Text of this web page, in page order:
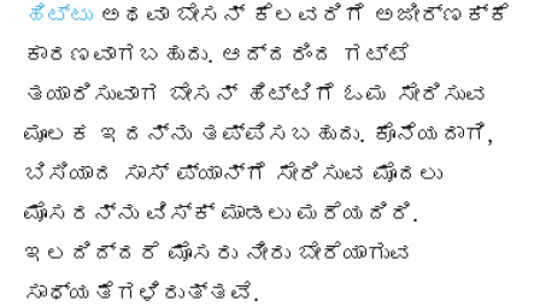
ಹಿಟ್ಟು ಅಥವಾ ಬೇಸನ್ ಕೆಲವರಿಗೆ ಅಜೀರ್ಣಕ್ಕೆ
ಕಾರಣವಾಗಬಹುದು. ಆದ್ದರಿಂದ ಗಟ್ಟೆ
ತಯಾರಿಸುವಾಗ ಬೇಸನ್ ಹಿಟ್ಟಿಗೆ ಓಮ ಸೇರಿಸುವ
ಮೂಲಕ ಇದನ್ನು ತಪ್ಪಿಸಬಹುದು. ಕೊನೆಯದಾಗಿ,
ಬಿಸಿಯಾದ ಸಾಸ್ ಪ್ಯಾನ್ಗೆ ಸೇರಿಸುವ ಮೊದಲು
ಮೊಸರನ್ನು ವಿಸ್ಕ್ ಮಾಡಲು ಮರೆಯದಿರಿ.
ಇಲದಿದ್ದರೆ ಮೊಸರು ನೀರು ಬೇರೆಯಾಗುವ
ಸಾಧ್ಯತೆಗಳಿರುತ್ತವೆ.